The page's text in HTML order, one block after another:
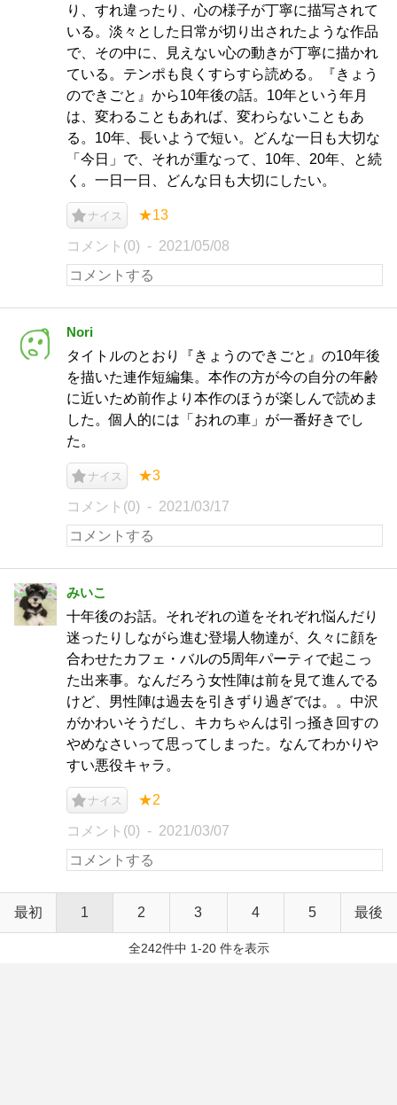
り、すれ違ったり、心の様子が丁寧に描写されて
いる。淡々とした日常が切り出されたような作品
で、その中に、見えない心の動きが丁寧に描かれ
ている。テンポも良くすらすら読める。『きょう
のできごと』から10年後の話。10年という年月
は、変わることもあれば、変わらないこともあ
る。10年、長いようで短い。どんな一日も大切な
「今日」で、それが重なって、10年、20年、と続
く。一日一日、どんな日も大切にしたい。
ナイス ★13
コメント(0) 2021/05/08
Nori
タイトルのとおり『きょうのできごと』の10年後
を描いた連作短編集。本作の方が今の自分の年齢
に近いため前作より本作のほうが楽しんで読めま
した。個人的には「おれの車」が一番好きでし
た。
ナイス ★3
コメント(0) 2021/03/17
みいこ
十年後のお話。それぞれの道をそれぞれ悩んだり
迷ったりしながら進む登場人物達が、久々に顔を
合わせたカフェ・バルの5周年パーティで起こっ
た出来事。なんだろう女性陣は前を見て進んでる
けど、男性陣は過去を引きずり過ぎでは。。中沢
がかわいそうだし、キカちゃんは引っ掻き回すの
やめなさいって思ってしまった。なんてわかりや
すい悪役キャラ。
ナイス ★2
コメント(0) 2021/03/07
最初 1 2 3 4 5 最後
全242件中 1-20 件を表示